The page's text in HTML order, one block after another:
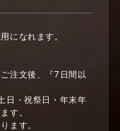
になれます。
注文後、『7日間以
日・祝祭日・年末年
す。
ます。